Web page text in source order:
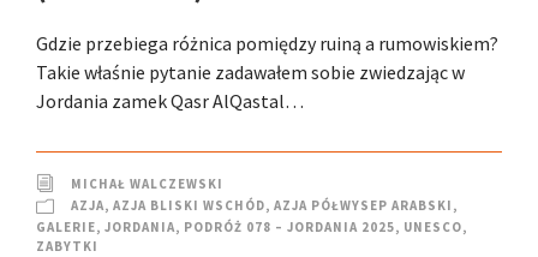
Gdzie przebiega różnica pomiędzy ruiną a rumowiskiem?
Takie właśnie pytanie zadawałem sobie zwiedzając w
Jordania zamek Qasr AlQastal…
MICHAŁ WALCZEWSKI
AZJA, AZJA BLISKI WSCHÓD, AZJA PÓŁWYSEP ARABSKI ,
GALERIE, JORDANIA, PODRÓŻ 078 – JORDANIA 2025, UNESCO,
ZABYTKI